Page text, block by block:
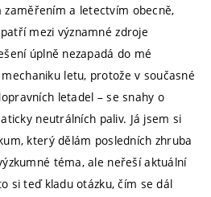
zaměřením a letectvím obecně,
mezi významné zdroje
úplně nezapadá do mé
letu, protože v současné
letadel – se snahy o
neutrálních paliv. Já jsem si
který dělám posledních zhruba
téma, ale neřeší aktuální
si teď kladu otázku, čím se dál